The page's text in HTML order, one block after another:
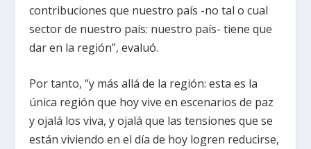
contribuciones que nuestro país -no tal o cual
sector de nuestro país: nuestro país- tiene que
dar en la región”, evaluó.
Por tanto, “y más allá de la región: esta es la
única región que hoy vive en escenarios de paz
y ojalá los viva, y ojalá que las tensiones que se
están viviendo en el día de hoy logren reducirse,